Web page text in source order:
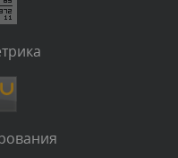
после проверки
после проверки